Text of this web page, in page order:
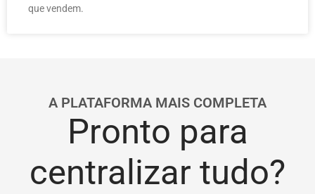
que vendem.
A PLATAFORMA MAIS COMPLETA
Pronto para
centralizar tudo?